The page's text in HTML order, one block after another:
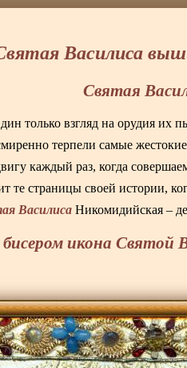
Василиса
Святая
только взгляд на орудия их
терпели самые
каждый раз, когда
те страницы своей истории,
ВасилисаНикомидийская –
икона Святой